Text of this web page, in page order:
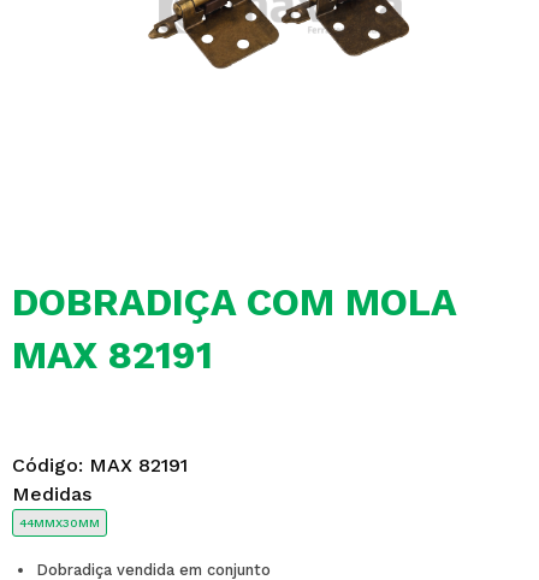
DOBRADIÇA COM MOLA
MAX 82191
Código: MAX 82191
Medidas
44MMX30MM
Dobradiça vendida em conjunto